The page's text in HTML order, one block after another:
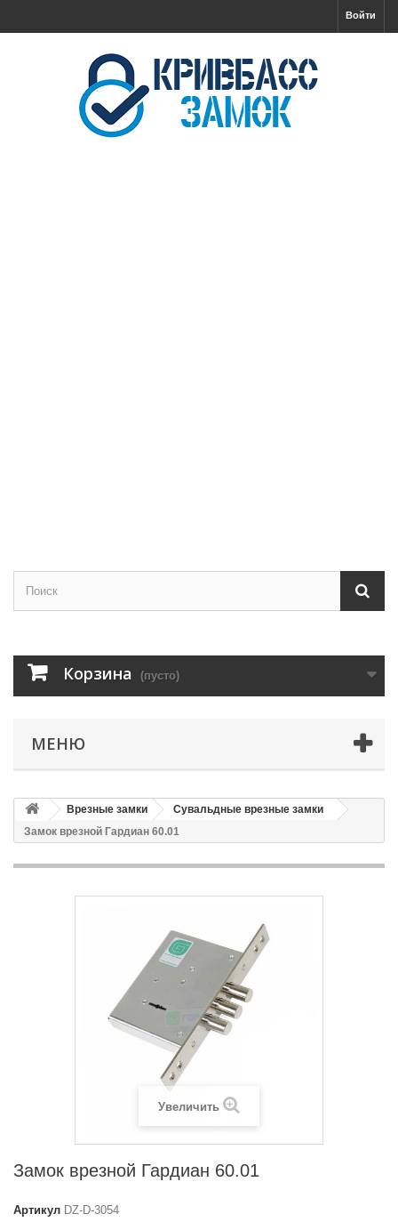
Войти
Корзина (пусто)
МЕНЮ
Врезные замки
Сувальдные врезные замки
Замок врезной Гардиан 60.01
Увеличить
Замок врезной Гардиан 60.01
Артикул DZ-D-3054